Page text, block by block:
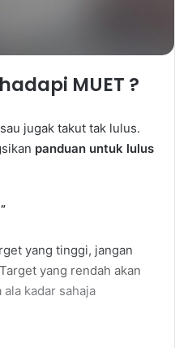
MUET ?
jugak takut tak lulus.
panduan untuk lulus
yang tinggi, jangan
yang rendah akan
kadar sahaja